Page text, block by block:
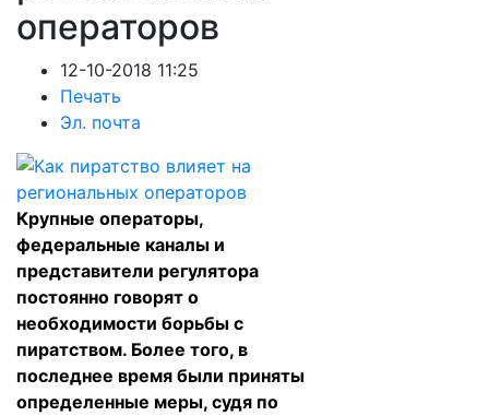
операторов
12-10-2018 11:25
Печать
Эл. почта
Крупные операторы,
федеральные каналы и
представители регулятора
постоянно говорят о
необходимости борьбы с
пиратством. Более того, в
последнее время были приняты
определенные меры, судя по